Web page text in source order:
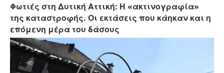
Φωτιές στη Δυτική Αττική: Η «ακτινογραφία»
της καταστροφής. Οι εκτάσεις που κάηκαν και η
επόμενη μέρα του δάσους